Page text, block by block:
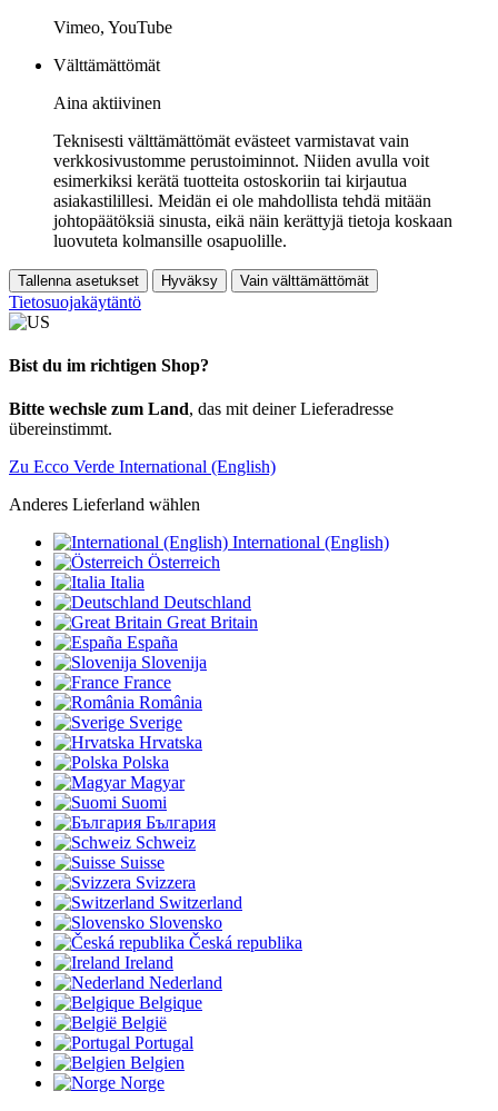
Vimeo, YouTube
Välttämättömät
Aina aktiivinen
Teknisesti välttämättömät evästeet varmistavat vain
verkkosivustomme perustoiminnot. Niiden avulla voit
esimerkiksi kerätä tuotteita ostoskoriin tai kirjautua
asiakastilillesi. Meidän ei ole mahdollista tehdä mitään
johtopäätöksiä sinusta, eikä näin kerättyjä tietoja koskaan
luovuteta kolmansille osapuolille.
Tallenna asetukset Hyväksy Vain välttämättömät
Tietosuojakäytäntö
Bist du im richtigen Shop?
Bitte wechsle zum Land, das mit deiner Lieferadresse
übereinstimmt.
Zu Ecco Verde International (English)
Anderes Lieferland wählen
International (English)
Österreich
Italia
Deutschland
Great Britain
España
Slovenija
France
România
Sverige
Hrvatska
Polska
Magyar
Suomi
България
Schweiz
Suisse
Svizzera
Switzerland
Slovensko
Česká republika
Ireland
Nederland
Belgique
België
Portugal
Belgien
Norge